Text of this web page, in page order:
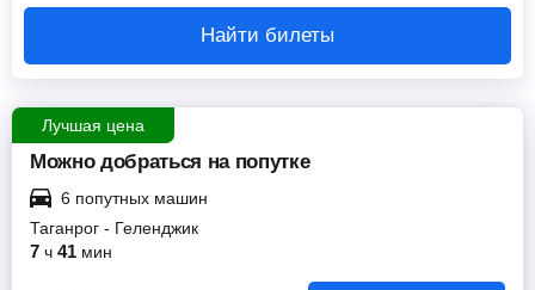
Найти билеты
Лучшая цена
Можно добраться на попутке
6 попутных машин
Таганрог - Геленджик
7 ч 41 мин